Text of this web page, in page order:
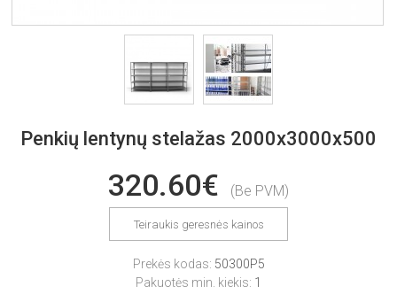
Penkių lentynų stelažas 2000x3000x500
320.60€ (Be PVM)
Teiraukis geresnės kainos
Prekės kodas: 50300P5
Pakuotės min. kiekis: 1